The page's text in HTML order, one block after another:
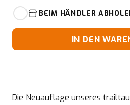
BEIM HÄNDLER
IN DEN
Die Neuauflage unseres